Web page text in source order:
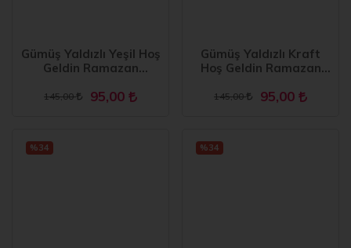
Gümüş Yaldızlı Yeşil Hoş
Geldin Ramazan
Yeni Model
145,00 95,00
Gümüş Yaldızlı Kraft
Hoş Geldin Ramazan
Yeni Model
145,00 95,00
%34 %34